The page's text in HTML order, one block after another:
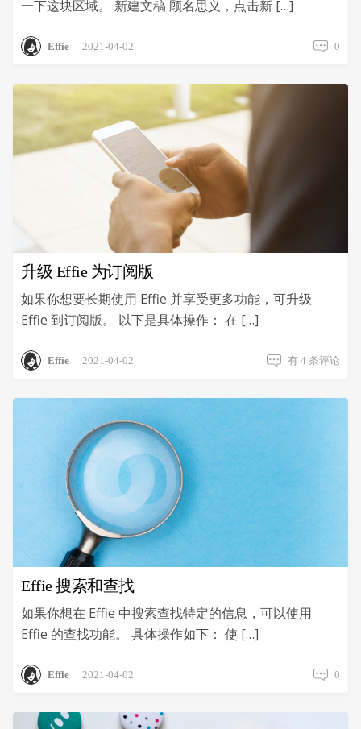
一下这块区域。 新建文稿 顾名思义，点击新 […]
Effie 2021-04-02 0
升级 Effie 为订阅版
如果你想要长期使用 Effie 并享受更多功能，可升级
Effie 到订阅版。 以下是具体操作： 在 […]
Effie 2021-04-02
升
有 4 条评论
Effie 搜索和查找
如果你想在 Effie 中搜索查找特定的信息，可以使用
Effie 的查找功能。 具体操作如下： 使 […]
Effie 2021-04-02 0